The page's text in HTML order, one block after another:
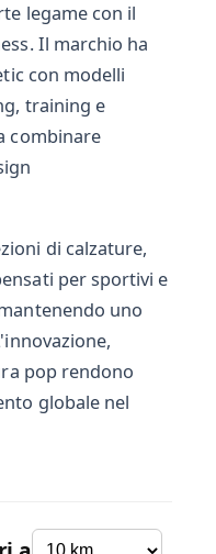
legame con il
Il marchio ha
con modelli
training e
combinare
di calzature,
per sportivi e
uno
pop rendono
globale nel